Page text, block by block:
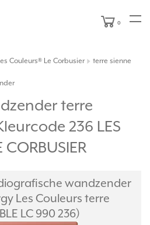
0
Couleurs® Le Corbusier terre sienne
terre
236 LES
CORBUSIER
wandzender
Les Couleurs terre
LC 990 236)